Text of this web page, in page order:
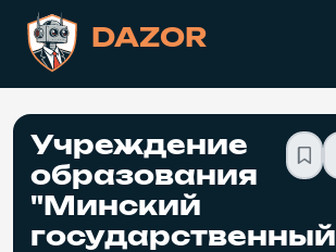
DAZOR
Учреждение
образования
"Минский
государственный